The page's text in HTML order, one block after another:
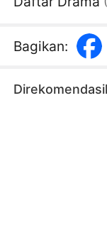
Halim, dan
Halim dihukum.
menemukan
Bagikan: